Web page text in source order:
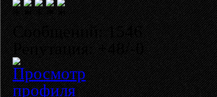
Сообщений: 1546
Репутация: +48/-0